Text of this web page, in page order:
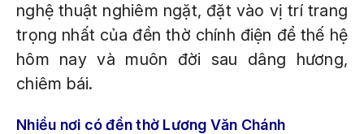
nghệ thuật nghiêm ngặt, đặt vào vị trí trang
trọng nhất của đền thờ chính điện để thế hệ
hôm nay và muôn đời sau dâng hương,
chiêm bái.
Nhiều nơi có đền thờ Lương Văn Chánh